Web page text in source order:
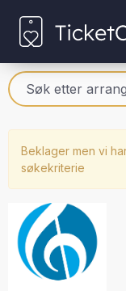
Beklager men vi
søkekriterie